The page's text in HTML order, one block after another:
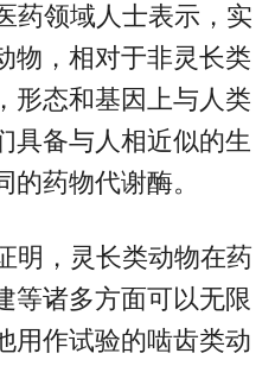
药领域人士表示，实
物，相对于非灵长类
形态和基因上与人类
具备与人相近似的生
药物代谢酶。
明，灵长类动物在药
等诸多方面可以无限
用作试验的啮齿类动